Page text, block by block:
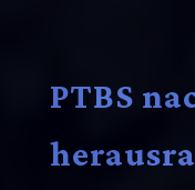
PTBS